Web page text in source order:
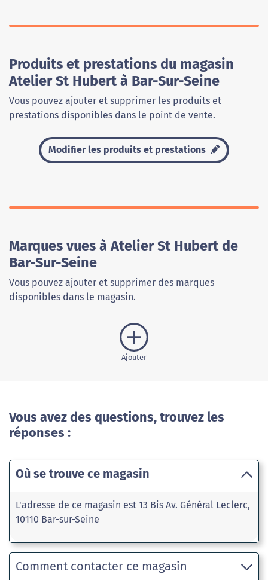
Produits et prestations du magasin
Atelier St Hubert à Bar-Sur-Seine
Vous pouvez ajouter et supprimer les produits et
prestations disponibles dans le point de vente.
Modifier les produits et prestations
Marques vues à Atelier St Hubert de
Bar-Sur-Seine
Vous pouvez ajouter et supprimer des marques
disponibles dans le magasin.
Ajouter
Vous avez des questions, trouvez les
réponses :
Où se trouve ce magasin
L'adresse de ce magasin est 13 Bis Av. Général Leclerc,
10110 Bar-sur-Seine
Comment contacter ce magasin